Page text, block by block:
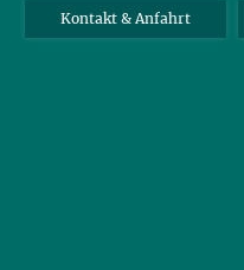
Kontakt & Anfahrt